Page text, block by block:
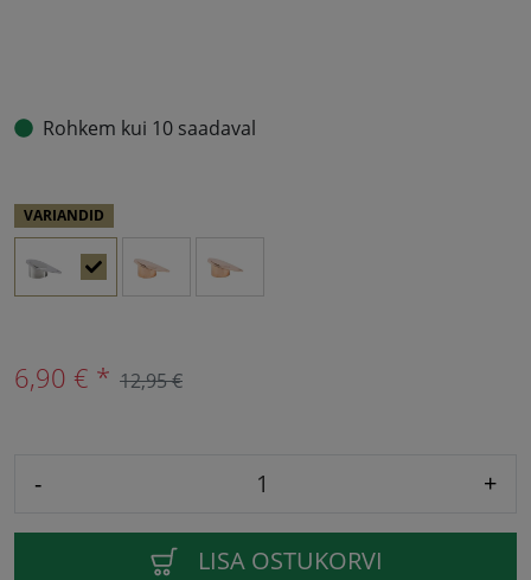
Rohkem kui 10 saadaval
VARIANDID
6,90 € * 12,95 €
- +
LISA OSTUKORVI